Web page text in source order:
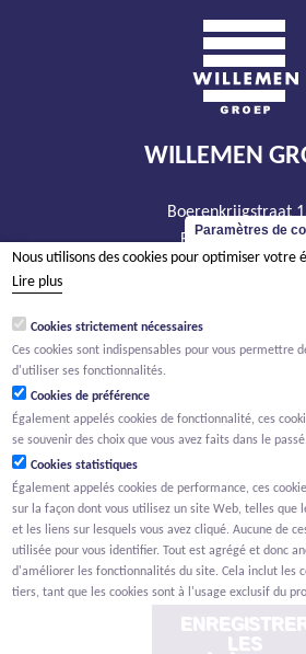
WILLEMEN
Boerenkrijgstraat
BE - 2800
tél +32 15 569
RPM Anvers,
Paramètres de
Nous utilisons des cookies pour optimiser votre
Lire plus
Cookies strictement nécessaires
Ces cookies sont indispensables pour vous permettre
d'utiliser ses fonctionnalités.
Cookies de préférence
Également appelés cookies de fonctionnalité, ces
se souvenir des choix que vous avez faits dans le passé.
Cookies statistiques
Également appelés cookies de performance, ces
sur la façon dont vous utilisez un site Web, telles que
et les liens sur lesquels vous avez cliqué. Aucune de
utilisée pour vous identifier. Tout est agrégé et donc
d'améliorer les fonctionnalités du site. Cela inclut les
tiers, tant que les cookies sont à l'usage exclusif du
LES